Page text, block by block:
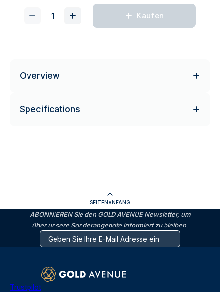
Kaufen
Overview
Specifications
SEITENANFANG
ABONNIEREN Sie den GOLD AVENUE Newsletter, um
über unsere Sonderangebote informiert zu bleiben.
Trustpilot